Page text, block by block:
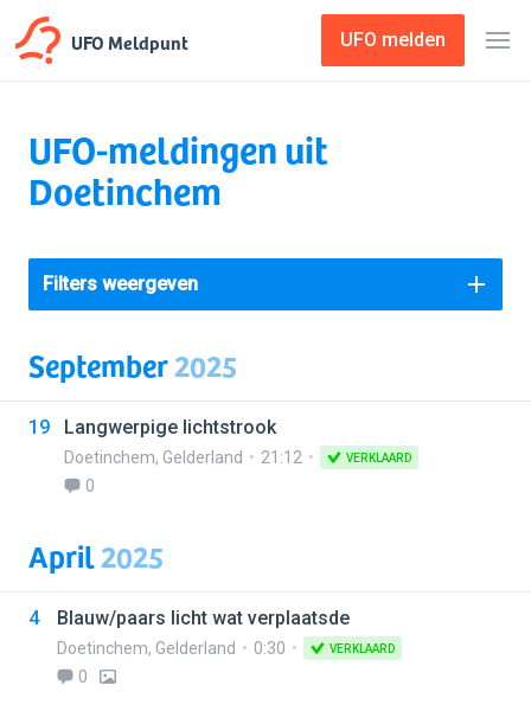
UFO Meldpunt UFO melden
UFO-meldingen uit
Doetinchem
Filters weergeven
September2025
19 Langwerpige lichtstrook
Doetinchem, Gelderland 21:12 VERKLAARD
0
April2025
4 Blauw/paars licht wat verplaatsde
Doetinchem, Gelderland 0:30 VERKLAARD
0